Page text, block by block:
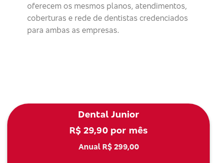
oferecem os mesmos planos, atendimentos,
coberturas e rede de dentistas credenciados
para ambas as empresas.
Dental Junior
R$ 29,90 por mês
Anual R$ 299,00